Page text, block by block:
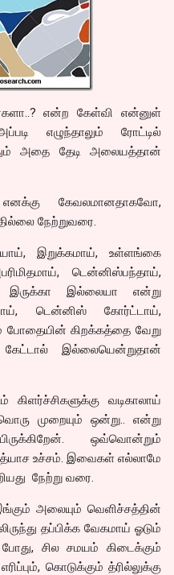
என்ற கேள்வி என்னுள்
எழுந்தாலும் ரோட்டில்
அதை தேடி அலையத்தான்
கேவலமானதாகவோ,
நேற்றுவரை.
இறுக்கமாய், உள்ளங்கை
டென்னிஸ்பந்தாய்,
இருக்கா இல்லையா என்று
டென்னிஸ் கோர்ட்டாய்,
போதையின் கிறக்கத்தை வேறு
கேட்டால் இல்லையென்றுதான்
வடிகாலாய்
முறையும் ஒன்று.. என்று
ஒவ்வொன்றும்
உச்சம். இவைகள் எல்லாமே
நேற்று வரை.
அலையும் வெளிச்சத்தின்
தப்பிக்க வேகமாய் ஓடும்
போது, சில சமயம் கிடைக்கும்
கொடுக்கும் த்ரில்லுக்கு